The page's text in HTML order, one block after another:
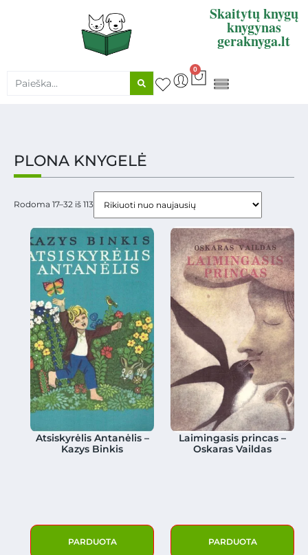
Skaitytų knygų
knygynas
geraknyga.lt
0
PLONA KNYGELĖ
Rodoma 17–32 iš 113
Atsiskyrėlis Antanėlis –
Kazys Binkis
PARDUOTA
Laimingasis princas –
Oskaras Vaildas
PARDUOTA